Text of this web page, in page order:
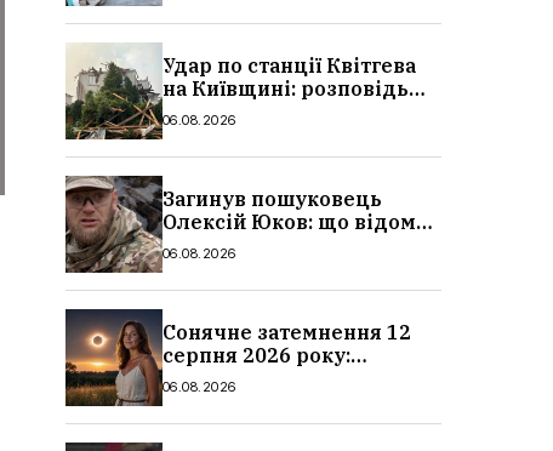
Удар по станції Квітгева
на Київщині: розповідь
очевидців, як вісім людей
сталося
06.08.2026
Загинув пошуковець
Олексій Юков: що відомо
про його роботу, хто він
06.08.2026
Сонячне затемнення 12
серпня 2026 року:
гороскоп, кому із знаків
06.08.2026